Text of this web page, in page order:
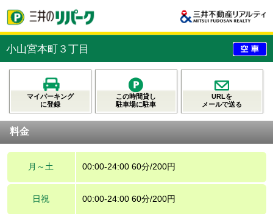
小山宮本町３丁目
マイパーキング
に登録
この時間貸し
駐車場に駐車
URLを
メールで送る
料金
月～土 00:00-24:00 60分/200円
日祝 00:00-24:00 60分/200円